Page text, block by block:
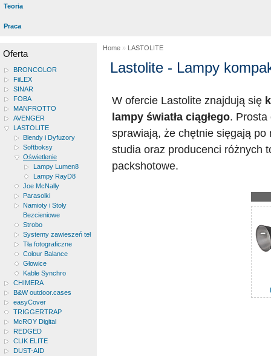
Teoria
Praca
Oferta
BRONCOLOR
FiiLEX
SINAR
FOBA
MANFROTTO
AVENGER
LASTOLITE
Blendy i Dyfuzory
Softboksy
Oświetlenie
Lampy Lumen8
Lampy RayD8
Joe McNally
Parasolki
Namioty i Stoły
Bezcieniowe
Strobo
Systemy zawieszeń teł
Tła fotograficzne
Colour Balance
Głowice
Kable Synchro
CHIMERA
B&W outdoor.cases
easyCover
TRIGGERTRAP
McROY Digital
REDGED
CLIK ELITE
DUST-AID
Home » LASTOLITE
Lastolite - Lampy
W ofercie Lastolite znajdują się
lampy światła ciągłego. Prosta
sprawiają, że chętnie sięgają
studia oraz producenci różnych
packshotowe.